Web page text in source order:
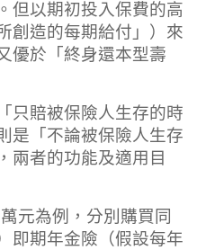
但以期初投入保費的高
創造的每期給付」）來
優於「終身還本型壽
只賠被保險人生存的時
是「不論被保險人生存
兩者的功能及適用目
元為例，分別購買同
即期年金險（假設每年